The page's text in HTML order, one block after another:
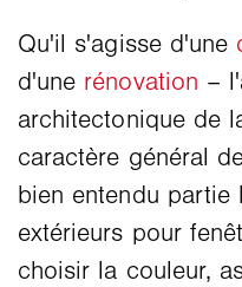
Qu'il s'agisse d'une
d'une rénovation –
architectonique de
caractère général
bien entendu partie
extérieurs pour
choisir la couleur,